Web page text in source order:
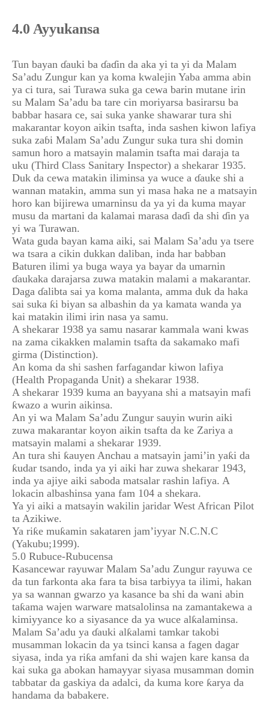
4.0 Ayyukansa
Tun bayan ɗauki ba ɗaɗin da aka yi ta yi da Malam
Sa’adu Zungur kan ya koma kwalejin Yaba amma abin
ya ci tura, sai Turawa suka ga cewa barin mutane irin
su Malam Sa’adu ba tare cin moriyarsa basirarsu ba
babbar hasara ce, sai suka yanke shawarar tura shi
makarantar koyon aikin tsafta, inda sashen kiwon lafiya
suka zaɓi Malam Sa’adu Zungur suka tura shi domin
samun horo a matsayin malamin tsafta mai daraja ta
uku (Third Class Sanitary Inspector) a shekarar 1935.
Duk da cewa matakin iliminsa ya wuce a ɗauke shi a
wannan matakin, amma sun yi masa haka ne a matsayin
horo kan bijirewa umarninsu da ya yi da kuma mayar
musu da martani da kalamai marasa daɗi da shi ɗin ya
yi wa Turawan.
Wata guda bayan kama aiki, sai Malam Sa’adu ya tsere
wa tsara a cikin dukkan daliban, inda har babban
Baturen ilimi ya buga waya ya bayar da umarnin
ɗaukaka darajarsa zuwa matakin malami a makarantar.
Daga ɗalibta sai ya koma malanta, amma duk da haka
sai suka ƙi biyan sa albashin da ya kamata wanda ya
kai matakin ilimi irin nasa ya samu.
A shekarar 1938 ya samu nasarar kammala wani kwas
na zama cikakken malamin tsafta da sakamako mafi
girma (Distinction).
An koma da shi sashen farfagandar kiwon lafiya
(Health Propaganda Unit) a shekarar 1938.
A shekarar 1939 kuma an bayyana shi a matsayin mafi
ƙwazo a wurin aikinsa.
An yi wa Malam Sa’adu Zungur sauyin wurin aiki
zuwa makarantar koyon aikin tsafta da ke Zariya a
matsayin malami a shekarar 1939.
An tura shi ƙauyen Anchau a matsayin jami’in yaƙi da
ƙudar tsando, inda ya yi aiki har zuwa shekarar 1943,
inda ya ajiye aiki saboda matsalar rashin lafiya. A
lokacin albashinsa yana fam 104 a shekara.
Ya yi aiki a matsayin wakilin jaridar West African Pilot
ta Azikiwe.
Ya riƙe muƙamin sakataren jam’iyyar N.C.N.C
(Yakubu;1999).
5.0 Rubuce-Rubucensa
Kasancewar rayuwar Malam Sa’adu Zungur rayuwa ce
da tun farkonta aka fara ta bisa tarbiyya ta ilimi, hakan
ya sa wannan gwarzo ya kasance ba shi da wani abin
taƙama wajen warware matsalolinsa na zamantakewa a
kimiyyance ko a siyasance da ya wuce alƙalaminsa.
Malam Sa’adu ya ɗauki alƙalami tamkar takobi
musamman lokacin da ya tsinci kansa a fagen dagar
siyasa, inda ya riƙa amfani da shi wajen kare kansa da
kai suka ga abokan hamayyar siyasa musamman domin
tabbatar da gaskiya da adalci, da kuma kore ƙarya da
handama da babakere.